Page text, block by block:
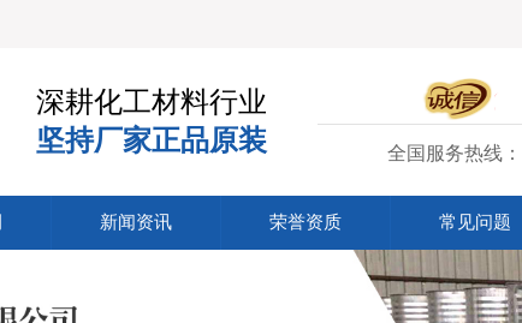
深耕化工材料行业
坚持厂家正品原装
全国服务热线：
新闻资讯 荣誉资质 常见问题